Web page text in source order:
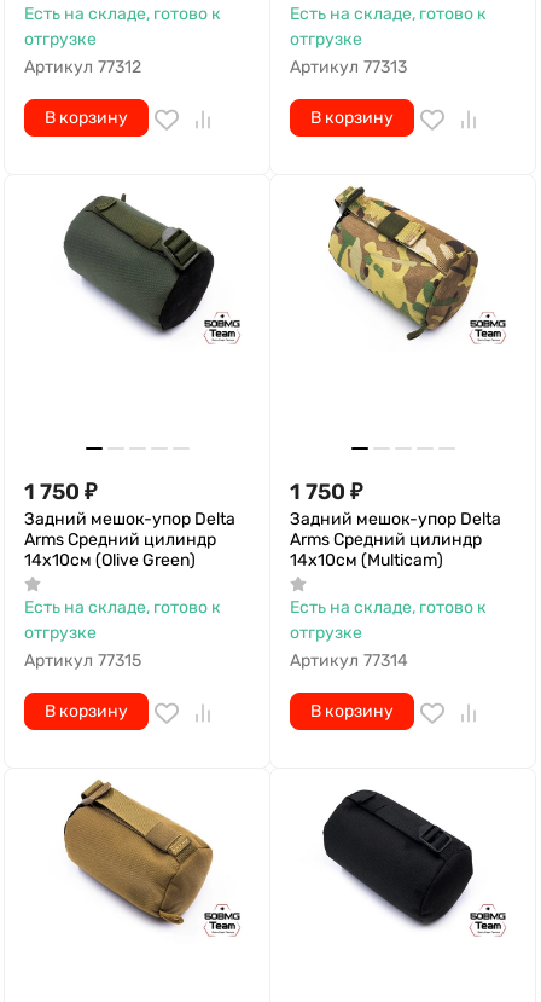
Есть на складе, готово к
отгрузке
Артикул 77312
В корзину
Есть на складе, готово к
отгрузке
Артикул 77313
В корзину
1 750 ₽
Задний мешок-упор Delta
Arms Средний цилиндр
14х10см (Olive Green)
Есть на складе, готово к
отгрузке
Артикул 77315
В корзину
1 750 ₽
Задний мешок-упор Delta
Arms Средний цилиндр
14х10см (Multicam)
Есть на складе, готово к
отгрузке
Артикул 77314
В корзину